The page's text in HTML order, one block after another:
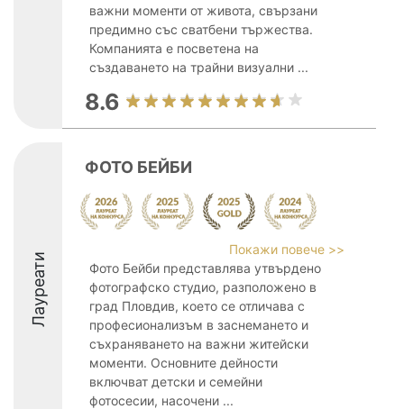
важни моменти от живота, свързани
предимно със сватбени тържества.
Компанията е посветена на
създаването на трайни визуални ...
8.6
Лауреати
ФОТО БЕЙБИ
Покажи повече >>
Фото Бейби представлява утвърдено
фотографско студио, разположено в
град Пловдив, което се отличава с
професионализъм в заснемането и
съхраняването на важни житейски
моменти. Основните дейности
включват детски и семейни
фотосесии, насочени ...